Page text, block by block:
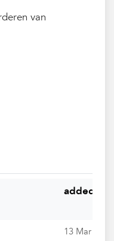
van
added
13 Mar